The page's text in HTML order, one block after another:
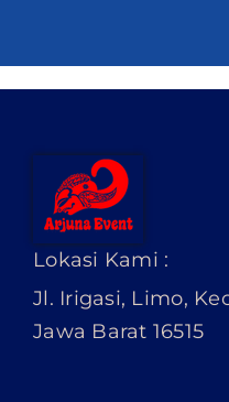
Lokasi Kami :
Jl. Irigasi, Limo,
Jawa Barat 16515